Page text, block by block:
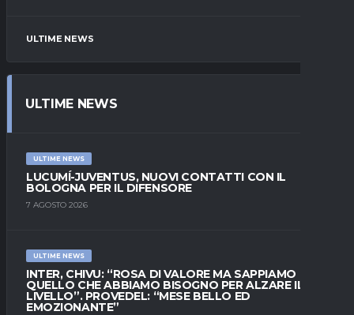
ULTIME NEWS
ULTIME NEWS
ULTIME NEWS
LUCUMÍ-JUVENTUS, NUOVI CONTATTI CON IL
BOLOGNA PER IL DIFENSORE
7 AGOSTO 2026
ULTIME NEWS
INTER, CHIVU: “ROSA DI VALORE MA SAPPIAMO
QUELLO CHE ABBIAMO BISOGNO PER ALZARE IL
LIVELLO”. PROVEDEL: “MESE BELLO ED
EMOZIONANTE”